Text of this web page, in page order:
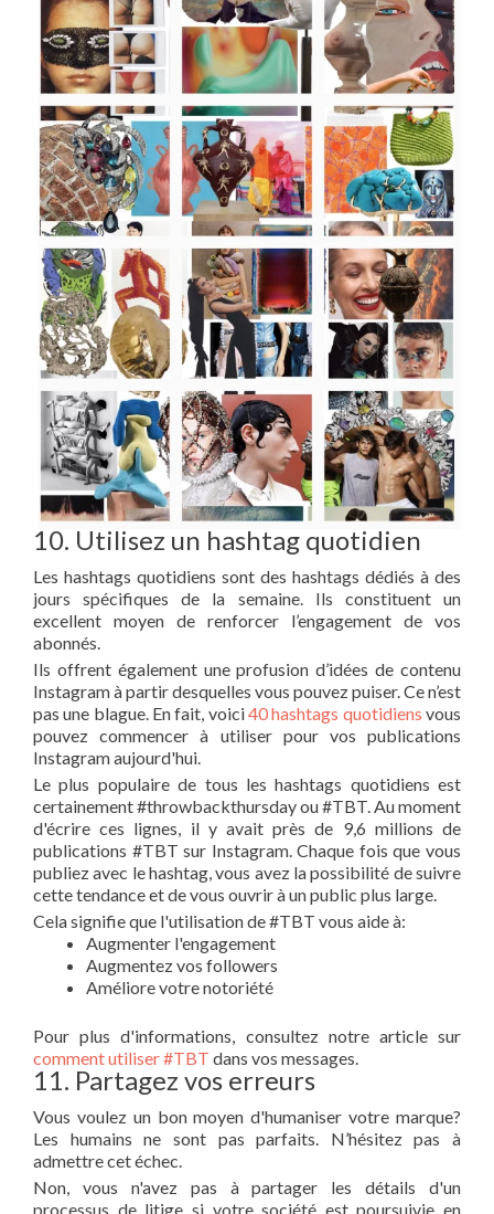
10. Utilisez un hashtag quotidien
Les hashtags quotidiens sont des hashtags dédiés à des
jours spécifiques de la semaine. Ils constituent un
excellent moyen de renforcer l’engagement de vos
abonnés.
Ils offrent également une profusion d’idées de contenu
Instagram à partir desquelles vous pouvez puiser. Ce n’est
pas une blague. En fait, voici40 hashtags quotidiens vous
pouvez commencer à utiliser pour vos publications
Instagram aujourd'hui.
Le plus populaire de tous les hashtags quotidiens est
certainement #throwbackthursday ou #TBT. Au moment
d'écrire ces lignes, il y avait près de 9,6 millions de
publications #TBT sur Instagram. Chaque fois que vous
publiez avec le hashtag, vous avez la possibilité de suivre
cette tendance et de vous ouvrir à un public plus large.
Cela signifie que l'utilisation de #TBT vous aide à:
Augmenter l'engagement
Augmentez vos followers
Améliore votre notoriété
Pour plus d'informations, consultez notre article sur
comment utiliser #TBT dans vos messages.
11. Partagez vos erreurs
Vous voulez un bon moyen d'humaniser votre marque?
Les humains ne sont pas parfaits. N’hésitez pas à
admettre cet échec.
Non, vous n'avez pas à partager les détails d'un
processus de litige si votre société est poursuivie en